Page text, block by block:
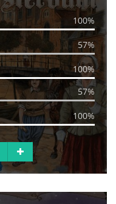
100%
57%
100%
57%
100%